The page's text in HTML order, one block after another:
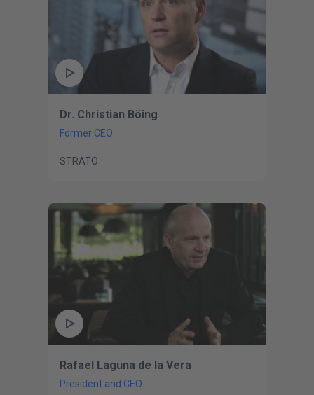
Dr. Christian Böing
Former CEO
STRATO
Rafael Laguna de la Vera
President and CEO